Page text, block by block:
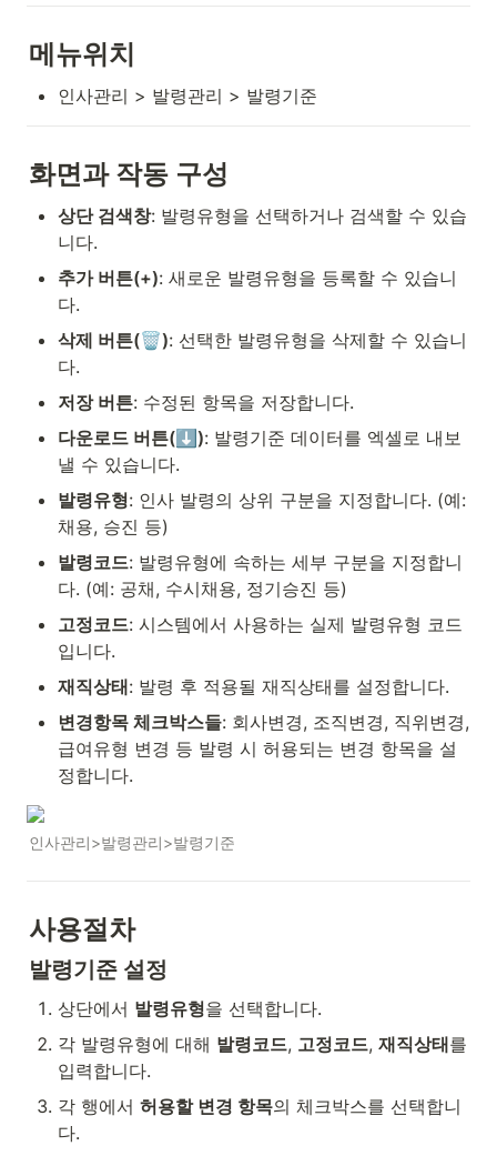
메뉴위치
인사관리 > 발령관리 > 발령기준
화면과 작동 구성
상단 검색창: 발령유형을 선택하거나 검색할 수 있습
니다.
추가 버튼(+): 새로운 발령유형을 등록할 수 있습니
다.
삭제 버튼(🗑️): 선택한 발령유형을 삭제할 수 있습니
다.
저장 버튼: 수정된 항목을 저장합니다.
다운로드 버튼(⬇️): 발령기준 데이터를 엑셀로 내보
낼 수 있습니다.
발령유형: 인사 발령의 상위 구분을 지정합니다. (예:
채용, 승진 등)
발령코드: 발령유형에 속하는 세부 구분을 지정합니
다. (예: 공채, 수시채용, 정기승진 등)
고정코드: 시스템에서 사용하는 실제 발령유형 코드
입니다.
재직상태: 발령 후 적용될 재직상태를 설정합니다.
변경항목 체크박스들: 회사변경, 조직변경, 직위변경,
급여유형 변경 등 발령 시 허용되는 변경 항목을 설
정합니다.
인사관리>발령관리>발령기준
사용절차
발령기준 설정
상단에서 발령유형을 선택합니다.
각 발령유형에 대해 발령코드, 고정코드, 재직상태를
입력합니다.
각 행에서 허용할 변경 항목의 체크박스를 선택합니
다.